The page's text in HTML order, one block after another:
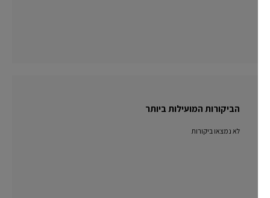
הביקורות המועילות ביותר
לא נמצאו ביקורות